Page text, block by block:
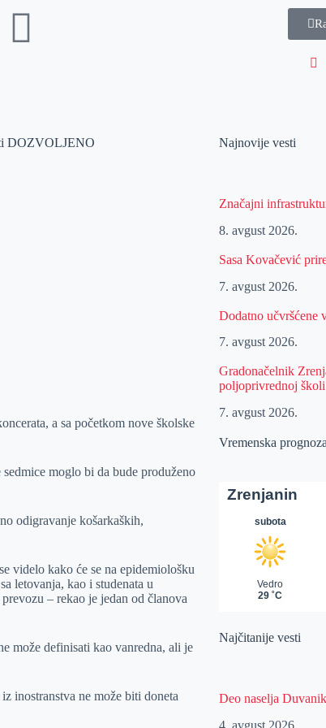
DOZVOLJENO
a sa početkom nove školske
moglo bi da bude produženo
odigravanje košarkaških,
videlo kako će se na epidemiološku
letovanja, kao i studenata u
– rekao je jedan od članova
može definisati kao vanredna, ali je
inostranstva ne može biti doneta
Najnovije vesti
Značajni
8. avgust 2026.
Sasa Kovačević
7. avgust 2026.
Dodatno učvršćene
7. avgust 2026.
Gradonačelnik
poljoprivrednoj školi
7. avgust 2026.
Vremenska prognoza
Najčitanije vesti
Deo naselja
4. avgust 2026.